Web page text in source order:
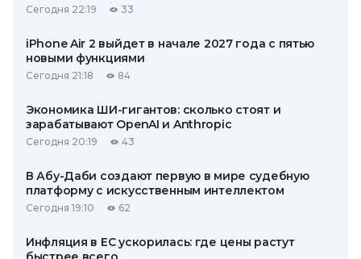
Сегодня 22:19 33
iPhone Air 2 выйдет в начале 2027 года с пятью
новыми функциями
Сегодня 21:18 84
Экономика ШИ-гигантов: сколько стоят и
зарабатывают OpenAI и Anthropic
Сегодня 20:19 43
В Абу-Даби создают первую в мире судебную
платформу с искусственным интеллектом
Сегодня 19:10 62
Инфляция в ЕС ускорилась: где цены растут